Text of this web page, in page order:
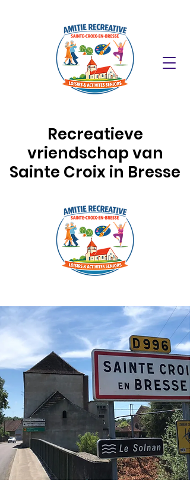
Recreatieve
vriendschap van
Sainte Croix in Bresse